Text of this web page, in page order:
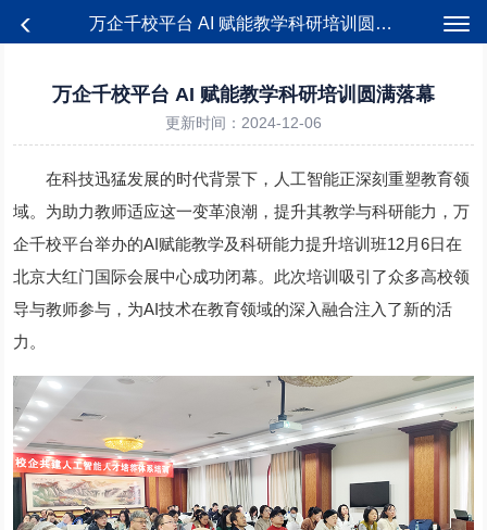
万企千校平台 AI 赋能教学科研培训圆满落幕
万企千校平台 AI 赋能教学科研培训圆满落幕
更新时间：2024-12-06
在科技迅猛发展的时代背景下，人工智能正深刻重塑教育领
域。为助力教师适应这一变革浪潮，提升其教学与科研能力，万
企千校平台举办的AI赋能教学及科研能力提升培训班12月6日在
北京大红门国际会展中心成功闭幕。此次培训吸引了众多高校领
导与教师参与，为AI技术在教育领域的深入融合注入了新的活
力。